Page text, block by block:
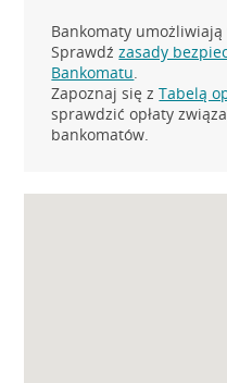
Bankomaty umożliwiają
Sprawdźzasady
Bankomatu.
Zapoznaj się zTabelą
sprawdzić opłaty
bankomatów.